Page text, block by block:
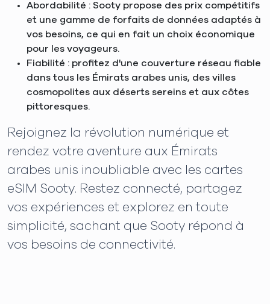
Abordabilité : Sooty propose des prix compétitifs
et une gamme de forfaits de données adaptés à
vos besoins, ce qui en fait un choix économique
pour les voyageurs.
Fiabilité : profitez d'une couverture réseau fiable
dans tous les Émirats arabes unis, des villes
cosmopolites aux déserts sereins et aux côtes
pittoresques.
Rejoignez la révolution numérique et
rendez votre aventure aux Émirats
arabes unis inoubliable avec les cartes
eSIM Sooty. Restez connecté, partagez
vos expériences et explorez en toute
simplicité, sachant que Sooty répond à
vos besoins de connectivité.